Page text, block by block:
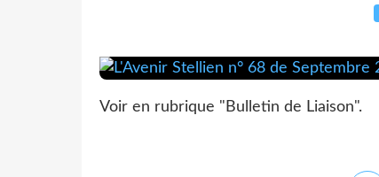
Voir en rubrique "Bulletin de Liaison".